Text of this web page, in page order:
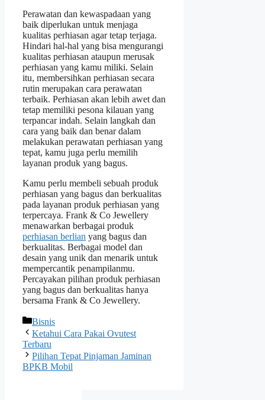
Perawatan dan kewaspadaan yang
baik diperlukan untuk menjaga
kualitas perhiasan agar tetap terjaga.
Hindari hal-hal yang bisa mengurangi
kualitas perhiasan ataupun merusak
perhiasan yang kamu miliki. Selain
itu, membersihkan perhiasan secara
rutin merupakan cara perawatan
terbaik. Perhiasan akan lebih awet dan
tetap memiliki pesona kilauan yang
terpancar indah. Selain langkah dan
cara yang baik dan benar dalam
melakukan perawatan perhiasan yang
tepat, kamu juga perlu memilih
layanan produk yang bagus.
Kamu perlu membeli sebuah produk
perhiasan yang bagus dan berkualitas
pada layanan produk perhiasan yang
terpercaya. Frank & Co Jewellery
menawarkan berbagai produk
perhiasan berlian yang bagus dan
berkualitas. Berbagai model dan
desain yang unik dan menarik untuk
mempercantik penampilanmu.
Percayakan pilihan produk perhiasan
yang bagus dan berkualitas hanya
bersama Frank & Co Jewellery.
Categories
Bisnis
Ketahui Cara Pakai Ovutest
Terbaru
Pilihan Tepat Pinjaman Jaminan
BPKB Mobil